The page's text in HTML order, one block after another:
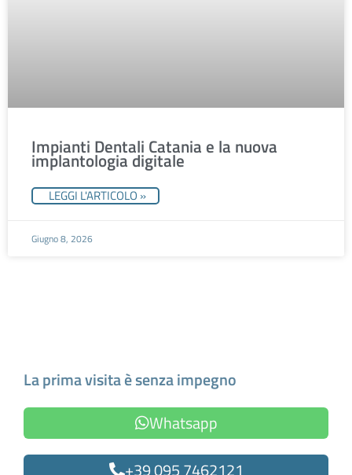
Impianti Dentali Catania e la nuova
implantologia digitale
LEGGI L'ARTICOLO »
Giugno 8, 2026
La prima visita è senza impegno
Whatsapp
+39 095 7462121